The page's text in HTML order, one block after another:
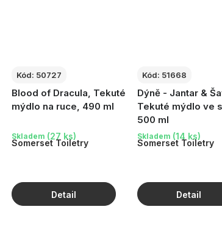
Blood of Dracula, Tekuté
mýdlo na ruce, 490 ml
Somerset Toiletry
Skladem (27 ks)
Kód: 50727
Dýně - Jantar &
Tekuté mýdlo ve
500 ml
Somerset Toiletry
Skladem (14 ks)
Kód: 51668